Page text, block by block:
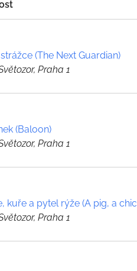
(The Next Guardian)
Praha 1
(Baloon)
Praha 1
kuře a pytel rýže (A pig, a
Praha 1